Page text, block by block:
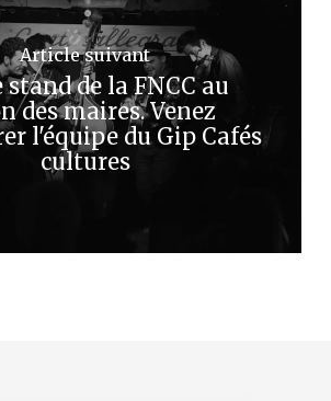
Article suivant
stand de la FNCC au
des maires. Venez
l'équipe du Gip Cafés
cultures